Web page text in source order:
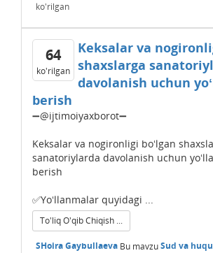
ko'rilgan
64
ko'rilgan
Keksalar va
shaxslarga
davolanish uchun
berish
➖@ijtimoiyaxborot➖
Keksalar va nogironligi boʻlgan
sanatoriylarda davolanish uchun
berish
✅Yoʻllanmalar quyidagi ...
To'liq O'qib Chiqish ...
SHoira Gaybullaeva Bu mavzuSud va